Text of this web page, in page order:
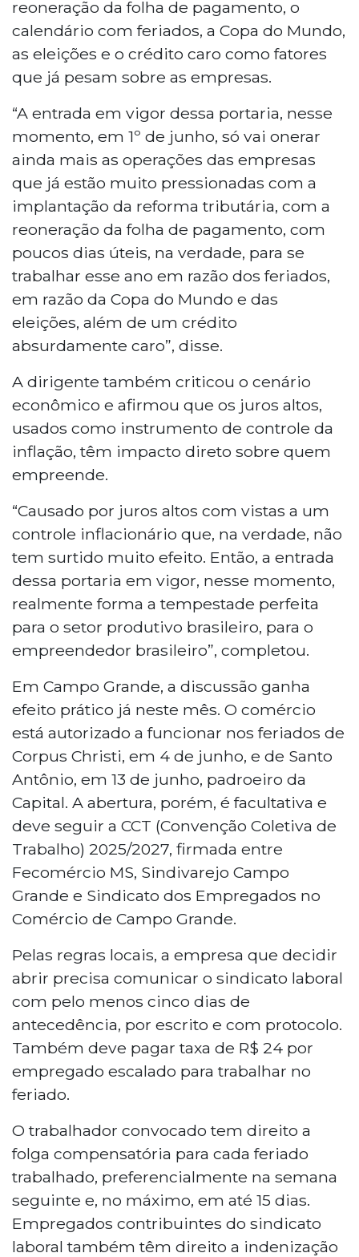
reoneração da folha de pagamento, o
calendário com feriados, a Copa do Mundo,
as eleições e o crédito caro como fatores
que já pesam sobre as empresas.
“A entrada em vigor dessa portaria, nesse
momento, em 1º de junho, só vai onerar
ainda mais as operações das empresas
que já estão muito pressionadas com a
implantação da reforma tributária, com a
reoneração da folha de pagamento, com
poucos dias úteis, na verdade, para se
trabalhar esse ano em razão dos feriados,
em razão da Copa do Mundo e das
eleições, além de um crédito
absurdamente caro”, disse.
A dirigente também criticou o cenário
econômico e afirmou que os juros altos,
usados como instrumento de controle da
inflação, têm impacto direto sobre quem
empreende.
“Causado por juros altos com vistas a um
controle inflacionário que, na verdade, não
tem surtido muito efeito. Então, a entrada
dessa portaria em vigor, nesse momento,
realmente forma a tempestade perfeita
para o setor produtivo brasileiro, para o
empreendedor brasileiro”, completou.
Em Campo Grande, a discussão ganha
efeito prático já neste mês. O comércio
está autorizado a funcionar nos feriados de
Corpus Christi, em 4 de junho, e de Santo
Antônio, em 13 de junho, padroeiro da
Capital. A abertura, porém, é facultativa e
deve seguir a CCT (Convenção Coletiva de
Trabalho) 2025/2027, firmada entre
Fecomércio MS, Sindivarejo Campo
Grande e Sindicato dos Empregados no
Comércio de Campo Grande.
Pelas regras locais, a empresa que decidir
abrir precisa comunicar o sindicato laboral
com pelo menos cinco dias de
antecedência, por escrito e com protocolo.
Também deve pagar taxa de R$ 24 por
empregado escalado para trabalhar no
feriado.
O trabalhador convocado tem direito a
folga compensatória para cada feriado
trabalhado, preferencialmente na semana
seguinte e, no máximo, em até 15 dias.
Empregados contribuintes do sindicato
laboral também têm direito a indenização